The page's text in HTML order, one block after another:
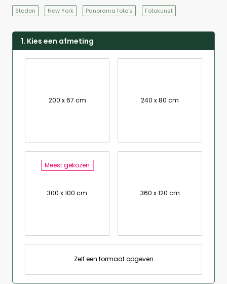
Steden New York Panorama foto's Fotokunst
1. Kies een afmeting
200 x 67 cm 240 x 80 cm
Meest gekozen
300 x 100 cm 360 x 120 cm
Zelf een formaat opgeven